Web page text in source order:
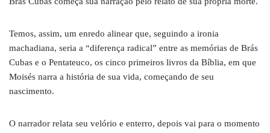
Temos, assim, um enredo alinear que, seguindo a ironia
machadiana, seria a “diferença radical” entre as memórias de Brás
Cubas e o Pentateuco, os cinco primeiros livros da Bíblia, em que
Moisés narra a história de sua vida, começando de seu
nascimento.
O narrador relata seu velório e enterro, depois vai para o momento